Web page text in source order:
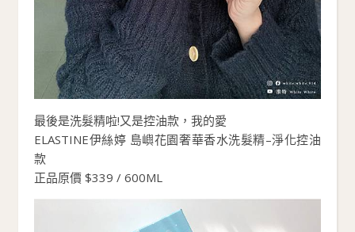
最後是洗髮精啦!又是控油款，我的愛
ELASTINE伊絲婷 島嶼花園奢華香水洗髮精–淨化控油
款
正品原價 $339 / 600ML